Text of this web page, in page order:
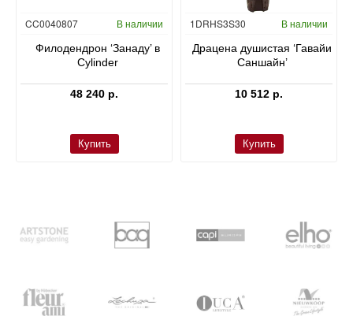
CC0040807 В наличии
Филодендрон ‘Занаду’ в
Cylinder
48 240 р.
Купить
Гидропоника
1DRHS3S30 В наличии
Драцена душистая ‘Гавайи
Саншайн’
10 512 р.
Купить